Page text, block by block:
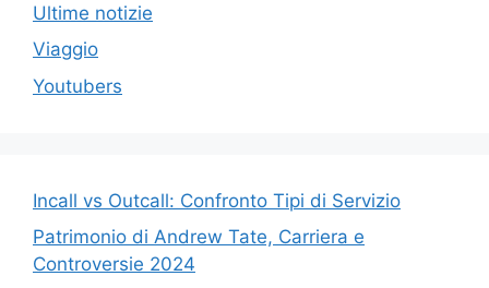
Ultime notizie
Viaggio
Youtubers
Incall vs Outcall: Confronto Tipi di Servizio
Patrimonio di Andrew Tate, Carriera e
Controversie 2024